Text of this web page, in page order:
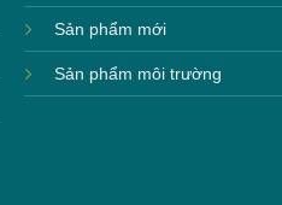
Sản phẩm mới
Sản phẩm môi trường